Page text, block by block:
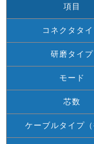
項目
コネクタタ
研磨タイプ
モード
芯数
ケーブルタイプ（